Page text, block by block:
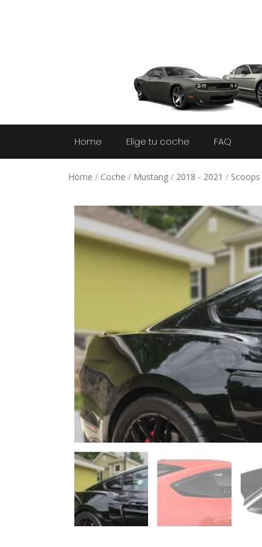
Home Elige tu coche FAQ
Home / Coche / Mustang / 2018 - 2021 / Scoops